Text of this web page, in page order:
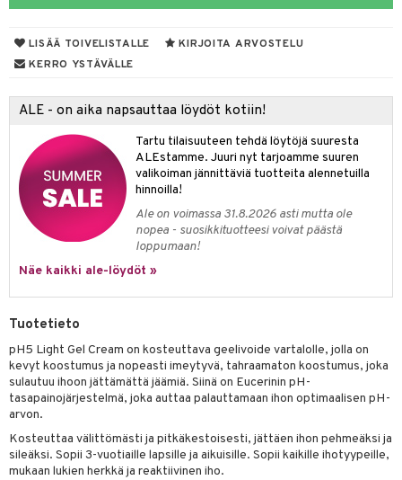
LISÄÄ TOIVELISTALLE
KIRJOITA ARVOSTELU
KERRO YSTÄVÄLLE
ALE - on aika napsauttaa löydöt kotiin!
Tartu tilaisuuteen tehdä löytöjä suuresta
ALEstamme. Juuri nyt tarjoamme suuren
valikoiman jännittäviä tuotteita alennetuilla
hinnoilla!
Ale on voimassa 31.8.2026 asti mutta ole
nopea - suosikkituotteesi voivat päästä
loppumaan!
Näe kaikki ale-löydöt »
Tuotetieto
pH5 Light Gel Cream on kosteuttava geelivoide vartalolle, jolla on
kevyt koostumus ja nopeasti imeytyvä, tahraamaton koostumus, joka
sulautuu ihoon jättämättä jäämiä. Siinä on Eucerinin pH-
tasapainojärjestelmä, joka auttaa palauttamaan ihon optimaalisen pH-
arvon.
Kosteuttaa välittömästi ja pitkäkestoisesti, jättäen ihon pehmeäksi ja
sileäksi. Sopii 3-vuotiaille lapsille ja aikuisille. Sopii kaikille ihotyypeille,
mukaan lukien herkkä ja reaktiivinen iho.
& Tarvikkeet
vuoto
& Kutina
poisto
Tamppoonit
iholla
& Lämpö
& Ovulointi
& Puremat
Korvat
Vahvuus
& 6
Suolisto
hoito
& Suihkeet